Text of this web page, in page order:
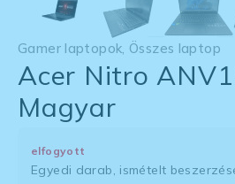
Gamer laptopok Összes laptop
Acer Nitro
Magyar
elfogyott
Egyedi darab, ismételt